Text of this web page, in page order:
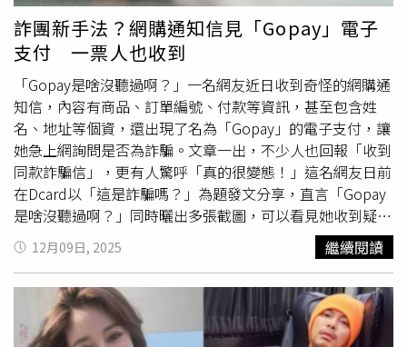
現款項沒有匯過來，整個過程從頭到尾根本就是假冒主管指
示的詐騙，這次公司總共損失約新台幣1700多萬元！」對
此，「165打詐儀錶板」也列出3招防詐小撇步：1、收到電
子郵件，務必確認寄件者是否可信。2、電子郵件提到金
錢、匯款帳號，請以電話或其他通訊管道聯繫寄件者（官網
的聯繫窗口）確認內容無誤。3、收到可疑郵件，請不要理
會，並直接向165查證。
詐團新手法？網購通知信見「Gopay」電子
支付 一票人也收到
「Gopay是啥沒聽過啊？」一名網友近日收到奇怪的網購通
知信，內容有商品、訂單編號、付款等資訊，甚至包含姓
名、地址等個資，還出現了名為「Gopay」的電子支付，讓
她急上網詢問是否為詐騙。文章一出，不少人也回報「收到
同款詐騙信」，更有人驚呼「真的很變態！」這名網友日前
在Dcard以「這是詐騙嗎？」為題發文分享，直言「Gopay
是啥沒聽過啊？」同時曬出多張截圖，可以看見她收到疑似
網購的電子郵件通知，上面還列出商品、付款及收貨資訊，
還有訂單編號、賣家姓名和聯絡方式。不僅如此，這則通知
裡還出現名為「Gopay-全球易支付」的電子支付，並提供
LINE客服協助退貨，而原PO實際私訊LINE客服處理，對方
表示該筆訂單是使用「先享後付」，類似信用卡的消費信貸
12月09日, 2025 繼續閱讀